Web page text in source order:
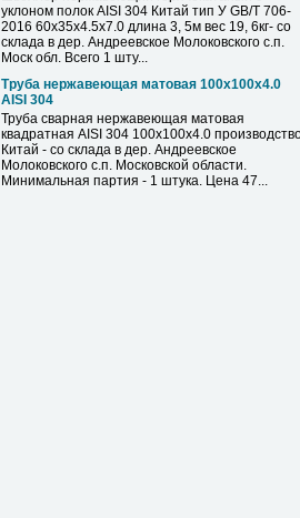
уклоном полок AISI 304 Китай тип У GB/T 706-
2016 60х35х4.5х7.0 длина 3, 5м вес 19, 6кг- со
склада в дер. Андреевское Молоковского с.п.
Моск обл. Всего 1 шту...
Труба нержавеющая матовая 100х100х4.0
AISI 304
Труба сварная нержавеющая матовая
квадратная AISI 304 100х100х4.0
Китай - со склада в дер. Андреевское
Молоковского с.п. Московской области.
Минимальная партия - 1 штука. Цена 47...